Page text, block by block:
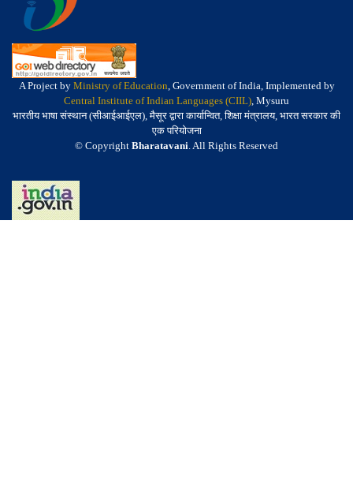
A Project by Ministry of Education, Government of India, Implemented by
Central Institute of Indian Languages (CIIL), Mysuru
भारतीय भाषा संस्थान (सीआईआईएल), मैसूर द्वारा कार्यान्वित, शिक्षा मंत्रालय, भारत सरकार की
एक परियोजना
© Copyright Bharatavani. All Rights Reserved